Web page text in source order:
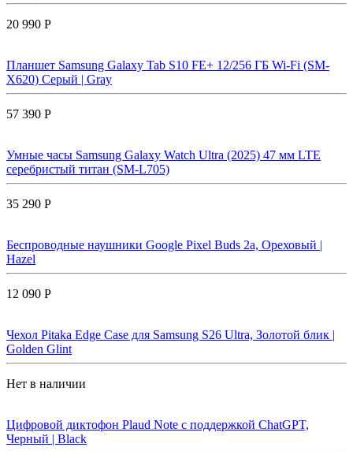
20 990 Р
Планшет Samsung Galaxy Tab S10 FE+ 12/256 ГБ Wi-Fi (SM-
X620) Серый | Gray
57 390 Р
Умные часы Samsung Galaxy Watch Ultra (2025) 47 мм LTE
серебристый титан (SM-L705)
35 290 Р
Беспроводные наушники Google Pixel Buds 2a, Ореховый |
Hazel
12 090 Р
Чехол Pitaka Edge Case для Samsung S26 Ultra, Золотой блик |
Golden Glint
Нет в наличии
Цифровой диктофон Plaud Note с поддержкой ChatGPT,
Черный | Black